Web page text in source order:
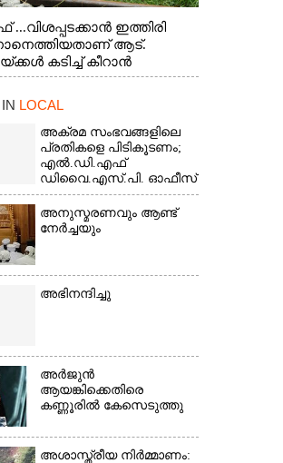
ഇത്തിരി
ആട്.
കടിച്ച് കീറാൻ
ആന്തൽ മറന്ന്
നിന്നുള്ള കാഴ്ച
LOCAL
അക്രമ സംഭവങ്ങളിലെ
പ്രതികളെ പിടികൂടണം;
എൽ.ഡി.എഫ്
ഡിവൈ.എസ്.പി. ഓഫീസ്
മാർച്ച്
അനുസ്മരണവും ആണ്ട്
നേർച്ചയും
അഭിനന്ദിച്ചു
അർജുൻ
ആയങ്കിക്കെതിരെ
കണ്ണൂരിൽ കേസെടുത്തു
അശാസ്ത്രീയ നിർമ്മാണം: